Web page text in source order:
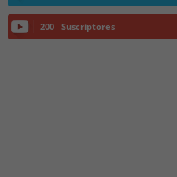
200 Suscriptores